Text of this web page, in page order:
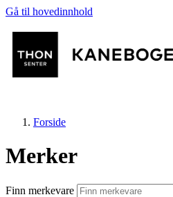
Gå til hovedinnhold
Butikker
Forside
Merker
Finn merkevare